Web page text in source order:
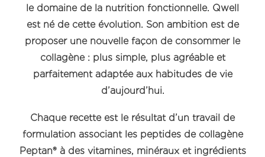
le domaine de la nutrition fonctionnelle. Qwell
est né de cette évolution. Son ambition est de
proposer une nouvelle façon de consommer le
collagène : plus simple, plus agréable et
parfaitement adaptée aux habitudes de vie
d’aujourd’hui.
Chaque recette est le résultat d’un travail de
formulation associant les peptides de collagène
Peptan® à des vitamines, minéraux et ingrédients